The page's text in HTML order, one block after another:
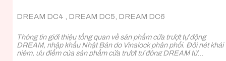
DREAM DC4 , DREAM DC5, DREAM DC6
Thông tin giới thiệu tổng quan về sản phẩm cửa trượt tự động
DREAM, nhập khẩu Nhật Bản do Vinalock phân phối. Đôi nét khái
niệm, ưu điểm của sản phẩm cửa trượt tự động DREAM từ